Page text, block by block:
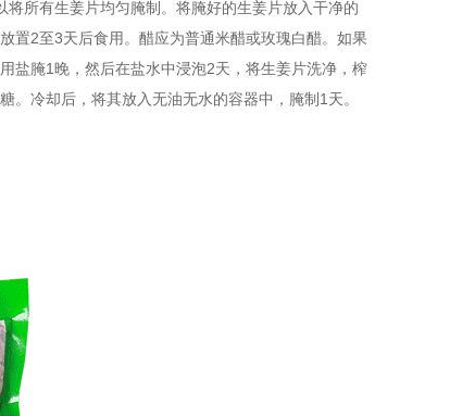
所有生姜片均匀腌制。将腌好的生姜片放入干净的
置2至3天后食用。醋应为普通米醋或玫瑰白醋。如果
盐腌1晚，然后在盐水中浸泡2天，将生姜片洗净，榨
冷却后，将其放入无油无水的容器中，腌制1天。